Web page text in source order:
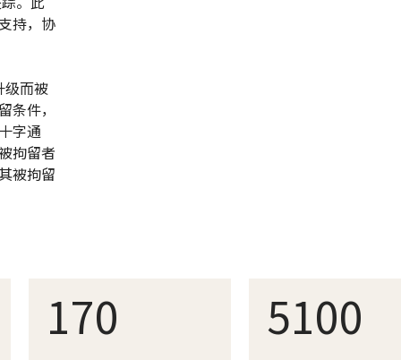
持，协
级而被
件，
字通
拘留者
被拘留
170 5100